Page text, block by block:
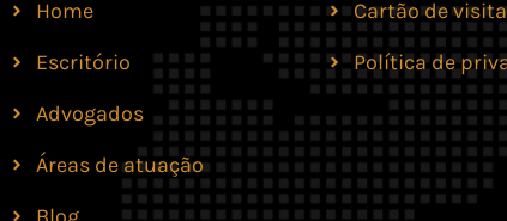
Home
Escritório
Advogados
Áreas de atuação
Cartão de
Política de